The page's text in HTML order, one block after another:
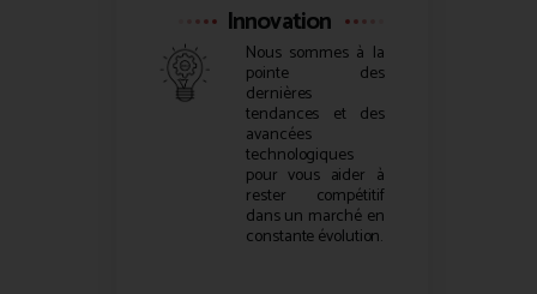
Innovation
Nous sommes à la
pointe des
dernières
tendances et des
avancées
technologiques
pour vous aider à
rester compétitif
dans un marché en
constante évolution.